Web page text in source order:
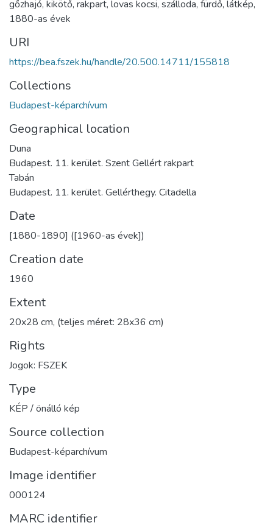
gőzhajó, kikötő, rakpart, lovas kocsi, szálloda, fürdő, látkép,
1880-as évek
URI
https://bea.fszek.hu/handle/20.500.14711/155818
Collections
Budapest-képarchívum
Geographical location
Duna
Budapest. 11. kerület. Szent Gellért rakpart
Tabán
Budapest. 11. kerület. Gellérthegy. Citadella
Date
[1880-1890] ([1960-as évek])
Creation date
1960
Extent
20x28 cm, (teljes méret: 28x36 cm)
Rights
Jogok: FSZEK
Type
KÉP / önálló kép
Source collection
Budapest-képarchívum
Image identifier
000124
MARC identifier